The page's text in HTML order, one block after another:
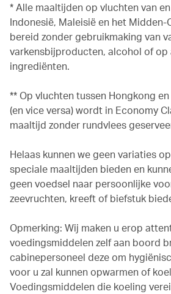
* Alle maaltijden op vluchten van
Indonesië, Maleisië en het Midden-
bereid zonder gebruikmaking van
varkensbijproducten, alcohol of
ingrediënten.
** Op vluchten tussen Hongkong
(en vice versa) wordt in Economy
maaltijd zonder rundvlees
Helaas kunnen we geen variaties
speciale maaltijden bieden en
geen voedsel naar persoonlijke
zeevruchten, kreeft of biefstuk
Opmerking: Wij maken u erop
voedingsmiddelen zelf aan boord
cabinepersoneel deze om
voor u zal kunnen opwarmen of
Voedingsmiddelen die koeling